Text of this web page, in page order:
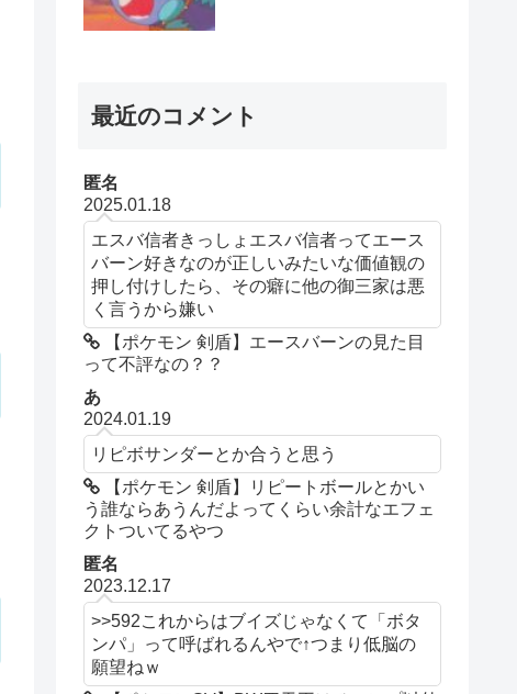
最近のコメント
匿名
2025.01.18
エスバ信者きっしょエスバ信者ってエース
バーン好きなのが正しいみたいな価値観の
押し付けしたら、その癖に他の御三家は悪
く言うから嫌い
【ポケモン 剣盾】エースバーンの見た目
って不評なの？？
あ
2024.01.19
リピボサンダーとか合うと思う
【ポケモン 剣盾】リピートボールとかい
う誰ならあうんだよってくらい余計なエフェ
クトついてるやつ
匿名
2023.12.17
>>592これからはブイズじゃなくて「ボタ
ンパ」って呼ばれるんやで↑つまり低脳の
願望ねｗ